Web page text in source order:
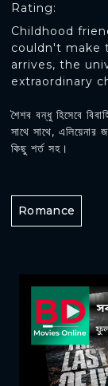
Rating:
Childhood
couldn't make
arrives, the
extraordinary
শৈশব বন্ধু হিসেবে
সাথে সাথে,
কিছু শর্ত সহ।
Romance